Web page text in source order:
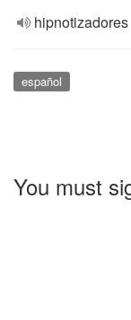
hipnotizadores
español
You must